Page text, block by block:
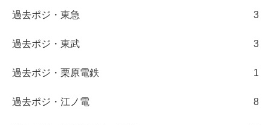
過去ポジ・東急 3
過去ポジ・東武 3
過去ポジ・栗原電鉄 1
過去ポジ・江ノ電 8